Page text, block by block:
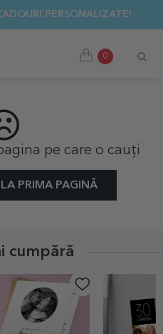
PERSONALIZATE! ☀️
0
pe care o cauți
PRIMA PAGINĂ
cumpără